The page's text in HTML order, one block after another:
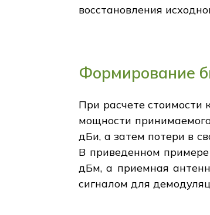
восстановления
Формирование
При расчете стоимости
мощности
дБи, а затем потери в
В приведенном
дБм, а приемная
сигналом для